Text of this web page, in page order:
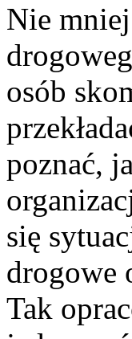
Nie
osób
poznać,
się
drogowe
Tak